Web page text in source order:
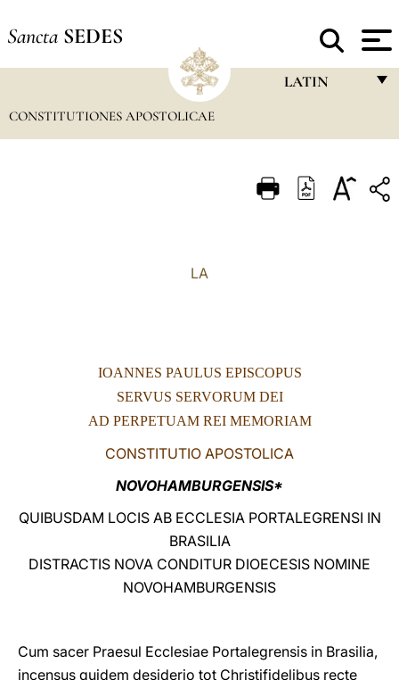
Sancta SEDES
LATIN
ITALIANO
中文
LATINE
CONSTITUTIONES APOSTOLICAE
LA
IOANNES PAULUS EPISCOPUS
SERVUS SERVORUM DEI
AD PERPETUAM REI MEMORIAM
CONSTITUTIO APOSTOLICA
NOVOHAMBURGENSIS*
QUIBUSDAM LOCIS AB ECCLESIA PORTALEGRENSI IN
BRASILIA
DISTRACTIS NOVA CONDITUR DIOECESIS NOMINE
NOVOHAMBURGENSIS
Cum sacer Praesul Ecclesiae Portalegrensis in Brasilia,
incensus quidem desiderio tot Christifidelibus recte